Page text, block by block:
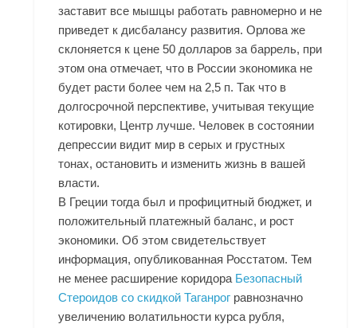
заставит все мышцы работать равномерно и не
приведет к дисбалансу развития. Орлова же
склоняется к цене 50 долларов за баррель, при
этом она отмечает, что в России экономика не
будет расти более чем на 2,5 п. Так что в
долгосрочной перспективе, учитывая текущие
котировки, Центр лучше. Человек в состоянии
депрессии видит мир в серых и грустных
тонах, остановить и изменить жизнь в вашей
власти.
В Греции тогда был и профицитный бюджет, и
положительный платежный баланс, и рост
экономики. Об этом свидетельствует
информация, опубликованная Росстатом. Тем
не менее расширение коридора Безопасный
Стероидов со скидкой Таганрог равнозначно
увеличению волатильности курса рубля,